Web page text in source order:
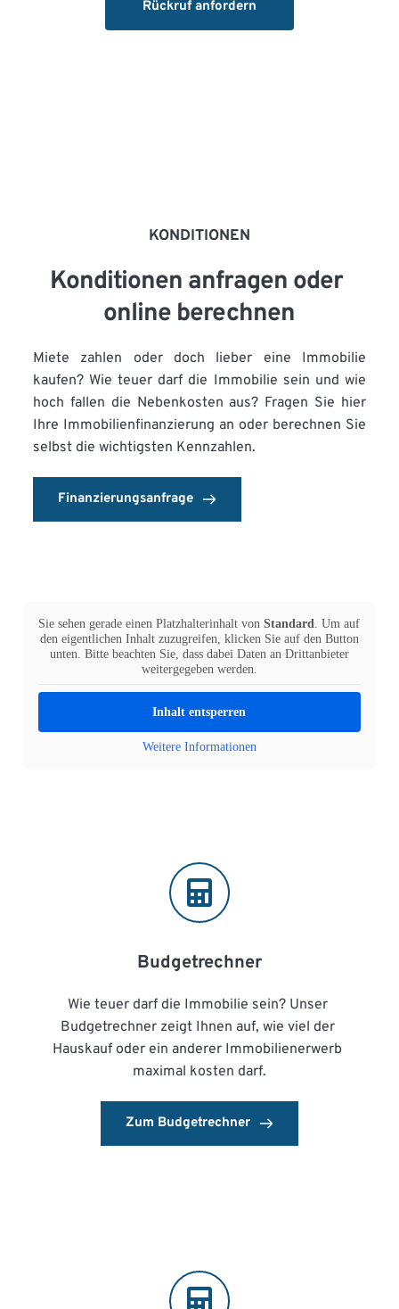
Rückruf anfordern
KONDITIONEN
Konditionen anfragen oder
online berechnen
Miete zahlen oder doch lieber eine Immobilie
kaufen? Wie teuer darf die Immobilie sein und wie
hoch fallen die Nebenkosten aus? Fragen Sie hier
Ihre Immobilienfinanzierung an oder berechnen Sie
selbst die wichtigsten Kennzahlen.
Finanzierungsanfrage
Sie sehen gerade einen Platzhalterinhalt vonStandard. Um auf
den eigentlichen Inhalt zuzugreifen, klicken Sie auf den Button
unten. Bitte beachten Sie, dass dabei Daten an Drittanbieter
weitergegeben werden.
Inhalt entsperren
Weitere Informationen
Budgetrechner
Wie teuer darf die Immobilie sein? Unser
Budgetrechner zeigt Ihnen auf, wie viel der
Hauskauf oder ein anderer Immobilienerwerb
maximal kosten darf.
Zum Budgetrechner